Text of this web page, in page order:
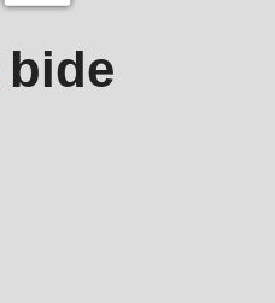
bide